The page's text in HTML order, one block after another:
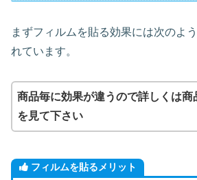
まずフィルムを貼る効果には次のよ
れています。
商品毎に効果が違うので詳しくは商
を見て下さい
フィルムを貼るメリット